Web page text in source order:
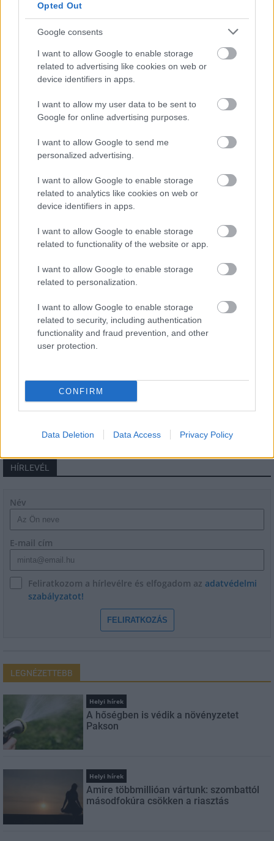
Opted Out
Google consents
I want to allow Google to enable storage
related to advertising like cookies on web or
device identifiers in apps.
I want to allow my user data to be sent to
Google for online advertising purposes.
I want to allow Google to send me
personalized advertising.
I want to allow Google to enable storage
related to analytics like cookies on web or
device identifiers in apps.
I want to allow Google to enable storage
related to functionality of the website or app.
I want to allow Google to enable storage
related to personalization.
I want to allow Google to enable storage
related to security, including authentication
functionality and fraud prevention, and other
user protection.
CONFIRM
Data Deletion Data Access Privacy Policy
Főmterv Mérnöki Tervező Zrt.
felüljárón
A tartós nyári hőség jelentős kihívás elé állítja a KM Építőt,
ennek ellenére folyamatosan halad az aszfaltozás.
mérföldköve a felülvizsgálat
árnyékában?
Elkészült a Liszt Ferenc repülőtér
közelében lévő logisztikai bázis út- és
Látlelet a hazai víziközművekről?
Egyetlen, fél évszázados vezetéken
múlt Bicske vízellátása
Mohács a csata ötszázadik
évfordulójára
HÍRLEVÉL
Név
E-mail cím
Feliratkozom a hírlevélre és elfogadom az adatvédelmi
szabályzatot!
FELIRATKOZÁS
LEGNÉZETTEBB
Helyi hírek
A hőségben is védik a növényzetet
Pakson
Helyi hírek
Amire többmillióan vártunk: szombattól
másodfokúra csökken a riasztás